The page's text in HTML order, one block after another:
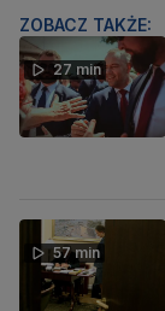
ZOBACZ TAKŻE:
27 min
57 min